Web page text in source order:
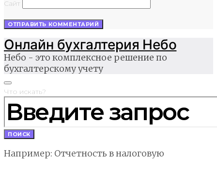
Сайт
Онлайн бухгалтерия Небо
Небо - это комплексное решение по
бухгалтерскому учету
Что искать?
ПОИСК
Например: Отчетность в налоговую